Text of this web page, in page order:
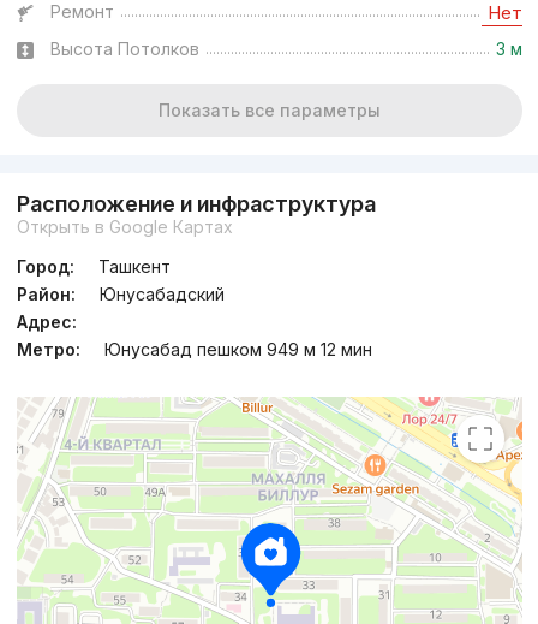
Ремонт Нет
Высота Потолков 3 м
Показать все параметры
Расположение и инфраструктура
Открыть в Google Картах
Город:
Ташкент
Район:
Юнусабадский
Адрес:
Метро:
Юнусабад пешком 949 м 12 мин